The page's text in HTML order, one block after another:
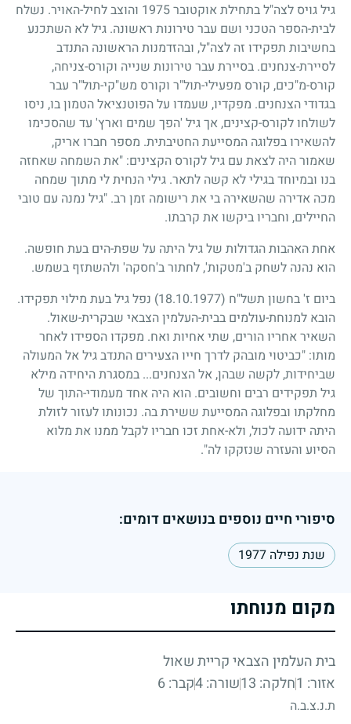
גיל גויס לצה"ל בתחילת אוקטובר1975 והוצב לחיל-האויר. נשלח
לבית-הספר הטכני ושם עבר טירונות ראשונה. גיל לא השתכנע
בחשיבות תפקידו זה לצה"ל, ובהזדמנות הראשונה התנדב
לסיירת-צנחנים. בסיירת עבר טירונות שנייה וקורס-צניחה,
קורס-מ"כים, קורס מפעילי-תול"ר וקורס מש"קי-תול"ר עבר
בגדודי הצנחנים. מפקדיו, שעמדו על הפוטנציאל הטמון בו, ניסו
לשולחו לקורס-קצינים, אך גיל 'הפך שמים וארץ' עד שהסכימו
להשאירו בפלוגה המסייעת החטיבתית. מספר חברו אריק,
שאמור היה לצאת עם גיל לקורס הקצינים: "את השמחה שאחזה
בנו ובמיוחד בגילי לא קשה לתאר. גילי הנחית לי מתוך שמחה
מכה אדירה שהשאירה בי את רישומה זמן רב. "גיל נמנה עם טובי
החיילים, וחבריו ביקשו את קרבתו.
אחת האהבות הגדולות של גיל היתה על שפת-הים בעת חופשה.
הוא נהנה לשחק ב'מטקות', לחתור ב'חסקה' ולהשתזף בשמש.
ביום ז' בחשון תשל"ח (18.10.1977)
נפל גיל בעת מילוי תפקידו.
הובא למנוחת-עולמים בבית-העלמין הצבאי שבקרית-שאול.
השאיר אחריו הורים, שתי אחיות ואח. מפקדו הספידו לאחר
מותו: "כביטוי מובהק לדרך חייו הצעירים התנדב גיל אל המעולה
שביחידות, לקשה שבהן, אל הצנחנים... במסגרת היחידה מילא
גיל תפקידים רבים וחשובים. הוא היה אחד מעמודי-התוך של
מחלקתו ובפלוגה המסייעת ששירת בה. נכונותו לעזור לזולת
היתה ידועה לכול, ולא-אחת זכו חבריו לקבל ממנו את מלוא
הסיוע והעזרה שנזקקו לה".
סיפורי חיים נוספים בנושאים דומים:
שנת נפילה 1977
מקום מנוחתו
בית העלמין הצבאי קריית שאול
אזור: 1
חלקה: 13 שורה: 4 קבר: 6
ת.נ.צ.ב.ה